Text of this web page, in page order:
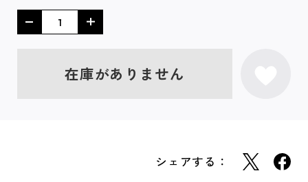
在庫がありません
シェアする：